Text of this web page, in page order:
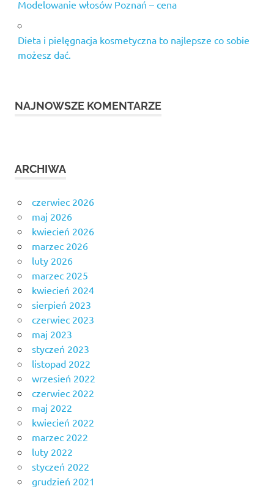
Modelowanie włosów Poznań – cena
Dieta i pielęgnacja kosmetyczna to najlepsze co sobie
możesz dać.
NAJNOWSZE KOMENTARZE
ARCHIWA
czerwiec 2026
maj 2026
kwiecień 2026
marzec 2026
luty 2026
marzec 2025
kwiecień 2024
sierpień 2023
czerwiec 2023
maj 2023
styczeń 2023
listopad 2022
wrzesień 2022
czerwiec 2022
maj 2022
kwiecień 2022
marzec 2022
luty 2022
styczeń 2022
grudzień 2021